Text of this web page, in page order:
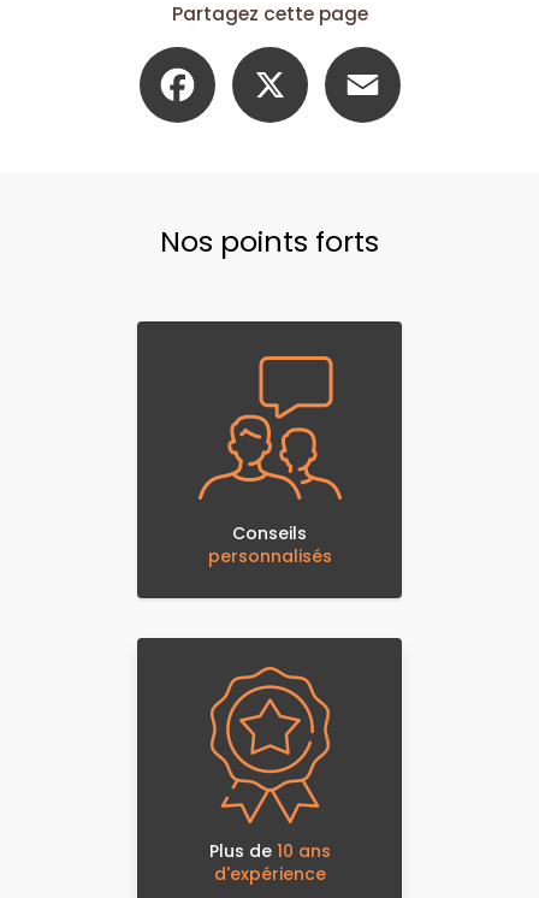
Partagez cette page
Facebook
Nos points forts
Conseils
personnalisés
Plus de 10 ans
d'expérience